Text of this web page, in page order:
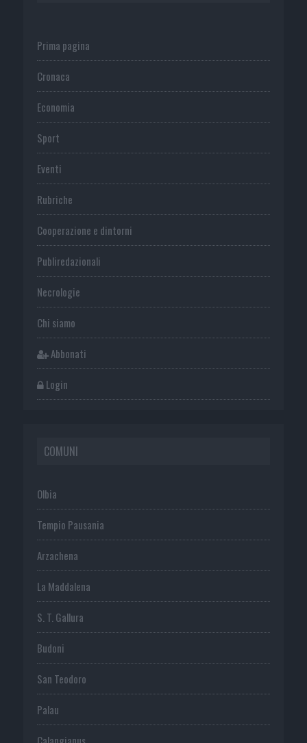
Prima pagina
Cronaca
Economia
Sport
Eventi
Rubriche
Cooperazione e dintorni
Publiredazionali
Necrologie
Chi siamo
Abbonati
Login
COMUNI
Olbia
Tempio Pausania
Arzachena
La Maddalena
S. T. Gallura
Budoni
San Teodoro
Palau